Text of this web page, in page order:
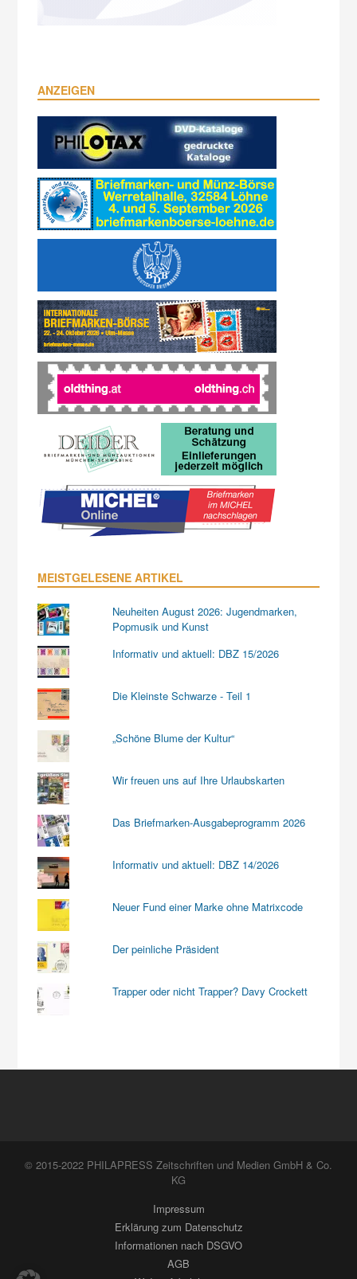
ANZEIGEN
MEISTGELESENE ARTIKEL
Neuheiten August 2026: Jugendmarken,
Popmusik und Kunst
Informativ und aktuell: DBZ 15/2026
Die Kleinste Schwarze - Teil 1
„Schöne Blume der Kultur“
Wir freuen uns auf Ihre Urlaubskarten
Das Briefmarken-Ausgabeprogramm 2026
Informativ und aktuell: DBZ 14/2026
Neuer Fund einer Marke ohne Matrixcode
Der peinliche Präsident
Trapper oder nicht Trapper? Davy Crockett
© 2015-2022 PHILAPRESS Zeitschriften und Medien GmbH & Co.
KG
Impressum
Erklärung zum Datenschutz
Informationen nach DSGVO
AGB